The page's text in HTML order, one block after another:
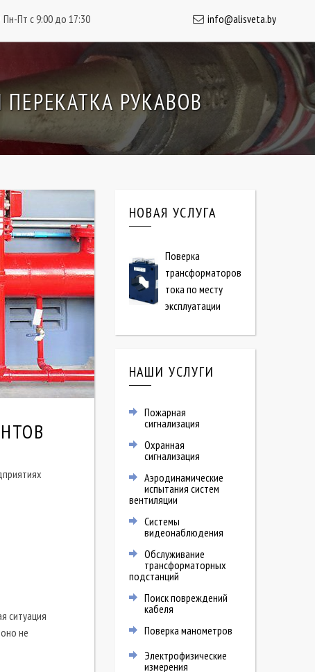
Пн-Пт с 9:00 до 17:30 info@alisveta.by
РУКАВОВ
ситуация
не
НАШИ УСЛУГИ
Пожарная
сигнализация
Охранная
сигнализация
Аэродинамические
испытания систем
вентиляции
Системы
видеонаблюдения
Обслуживание
трансформаторных
подстанций
Поиск повреждений
кабеля
Поверка манометров
Электрофизические
измерения
НОВАЯ УСЛУГА
Поверка
трансформаторов
тока по месту
эксплуатации